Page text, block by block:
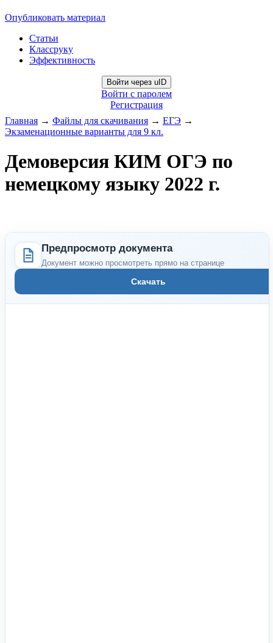
Опубликовать материал
Статьи
Классруку
Эффективность
Войти через uID
Войти с паролем
Регистрация
Главная → Файлы для скачивания → ЕГЭ →
Экзаменационные варианты для 9 кл.
Демоверсия КИМ ОГЭ по
немецкому языку 2022 г.
Предпросмотр документа
Документ можно просмотреть прямо на странице
Скачать